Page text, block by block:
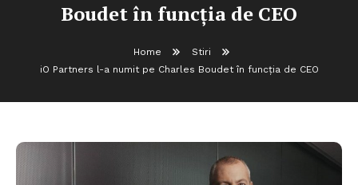
Boudet în funcția de CEO
Home
Stiri
iO Partners l-a numit pe Charles Boudet în funcția de CEO